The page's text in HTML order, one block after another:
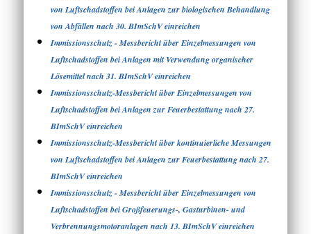
von Luftschadstoffen bei Anlagen zur biologischen Behandlung
von Abfällen nach 30. BImSchV einreichen
Immissionsschutz - Messbericht über Einzelmessungen von
Luftschadstoffen bei Anlagen mit Verwendung organischer
Lösemittel nach 31. BImSchV einreichen
Immissionsschutz-Messbericht über Einzelmessungen von
Luftschadstoffen bei Anlagen zur Feuerbestattung nach 27.
BImSchV einreichen
Immissionsschutz-Messbericht über kontinuierliche Messungen
von Luftschadstoffen bei Anlagen zur Feuerbestattung nach 27.
BImSchV einreichen
Immissionsschutz - Messbericht über Einzelmessungen von
Luftschadstoffen bei Großfeuerungs-, Gasturbinen- und
Verbrennungsmotoranlagen nach 13. BImSchV einreichen